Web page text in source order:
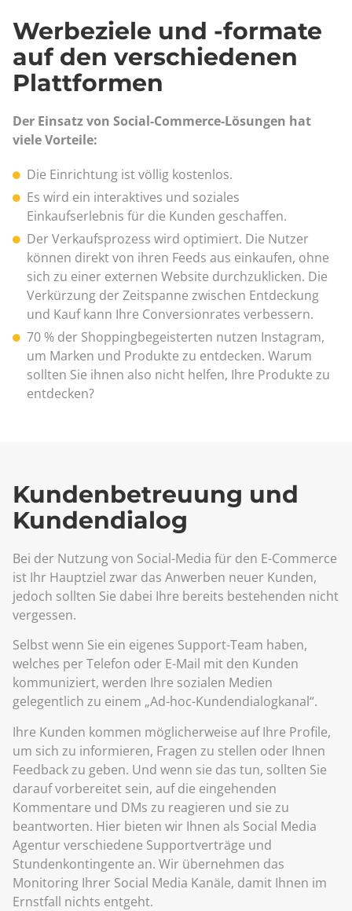
Werbeziele und -formate
auf den verschiedenen
Plattformen
Der Einsatz von Social-Commerce-Lösungen hat
viele Vorteile:
Die Einrichtung ist völlig kostenlos.
Es wird ein interaktives und soziales
Einkaufserlebnis für die Kunden geschaffen.
Der Verkaufsprozess wird optimiert. Die Nutzer
können direkt von ihren Feeds aus einkaufen, ohne
sich zu einer externen Website durchzuklicken. Die
Verkürzung der Zeitspanne zwischen Entdeckung
und Kauf kann Ihre Conversionrates verbessern.
70 % der Shoppingbegeisterten nutzen Instagram,
um Marken und Produkte zu entdecken. Warum
sollten Sie ihnen also nicht helfen, Ihre Produkte zu
entdecken?
Kundenbetreuung und
Kundendialog
Bei der Nutzung von Social-Media für den E-Commerce
ist Ihr Hauptziel zwar das Anwerben neuer Kunden,
jedoch sollten Sie dabei Ihre bereits bestehenden nicht
vergessen.
Selbst wenn Sie ein eigenes Support-Team haben,
welches per Telefon oder E-Mail mit den Kunden
kommuniziert, werden Ihre sozialen Medien
gelegentlich zu einem „Ad-hoc-Kundendialogkanal“.
Ihre Kunden kommen möglicherweise auf Ihre Profile,
um sich zu informieren, Fragen zu stellen oder Ihnen
Feedback zu geben. Und wenn sie das tun, sollten Sie
darauf vorbereitet sein, auf die eingehenden
Kommentare und DMs zu reagieren und sie zu
beantworten. Hier bieten wir Ihnen als Social Media
Agentur verschiedene Supportverträge und
Stundenkontingente an. Wir übernehmen das
Monitoring Ihrer Social Media Kanäle, damit Ihnen im
Ernstfall nichts entgeht.